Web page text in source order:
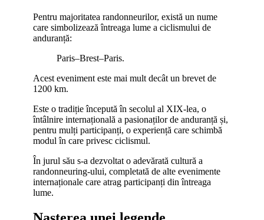
Pentru majoritatea randonneurilor, există un nume
care simbolizează întreaga lume a ciclismului de
anduranță:
Paris–Brest–Paris.
Acest eveniment este mai mult decât un brevet de
1200 km.
Este o tradiție începută în secolul al XIX-lea, o
întâlnire internațională a pasionaților de anduranță și,
pentru mulți participanți, o experiență care schimbă
modul în care privesc ciclismul.
În jurul său s-a dezvoltat o adevărată cultură a
randonneuring-ului, completată de alte evenimente
internaționale care atrag participanți din întreaga
lume.